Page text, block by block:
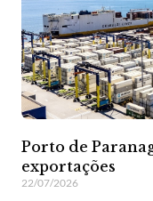
Porto de
exportações
22/07/2026